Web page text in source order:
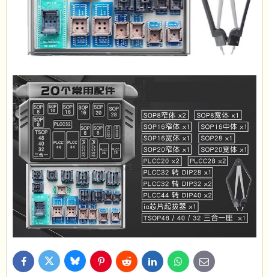
FacebookTwitter BlueskyPinterestReddit LinkedInWhatsApp
E-
mail